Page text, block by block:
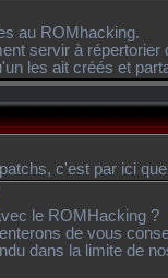
au ROMhacking.
servir à
les ait créés et
c'est par ici
le ROMHacking ?
de vous
dans la limite de